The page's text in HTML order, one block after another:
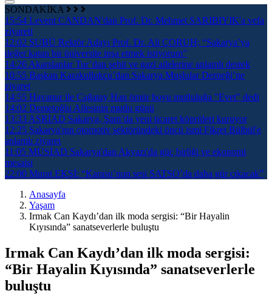
SONDAKİKA
15:54 Levent CANDAN'dan Prof. Dr. Mehmet SARIBIYIK'a vefa
ziyareti
12:02 SUBÜ Rektör Adayı Prof. Dr. Ali ÇORUH; “Sakarya’ya
değer katan bir üniversite inşa etmek istiyorum”
14:26 Akarslanlar Tur’dan şehit ve gazi ailelerine anlamlı destek
10:55 Başkan Karakullukçu’dan Sakarya Muşlular Derneği’ne
ziyaret
14:55 Havanur ile Çağatay Han ömür boyu mutluluğa "Evet" dedi
14:02 Demetoğlu Ailesinin mutlu günü
13:33 ASRİAD Sakarya, Şam’da yeni ticaret köprüleri kuruyor
12:25 Sakarya'nın otomotiv sektöründeki öncü ismi Fikret Bülbül'e
anlamlı ziyaret
11:05 MÜSİAD Sakarya'dan Akyazı'da güç birliği ve ekonomi
mesaisi
22:00 Murat EKŞİ: “Karasu’nun sesi SATSO’da daha gür çıkacak”
Anasayfa
Yaşam
Irmak Can Kaydı’dan ilk moda sergisi: “Bir Hayalin
Kıyısında” sanatseverlerle buluştu
Irmak Can Kaydı’dan ilk moda sergisi:
“Bir Hayalin Kıyısında” sanatseverlerle
buluştu